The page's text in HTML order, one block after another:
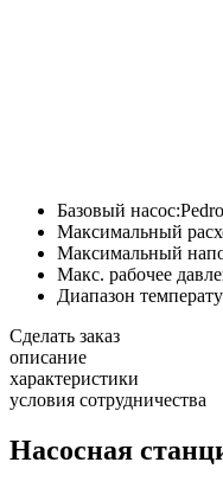
Базовый насос:
Максимальный
Максимальный
Макс. рабочее
Диапазон
Сделать заказ
описание
характеристики
условия сотрудничества
Насосная